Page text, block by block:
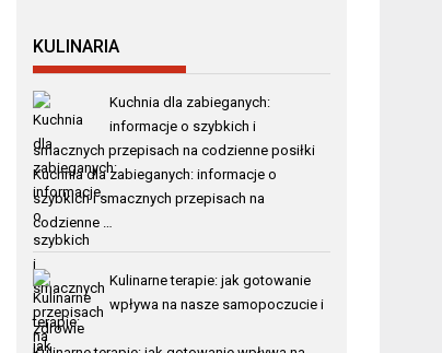
KULINARIA
Kuchnia dla zabieganych:
informacje o szybkich i
smacznych przepisach na codzienne posiłki
Kuchnia dla zabieganych: informacje o
szybkich i smacznych przepisach na
codzienne …
Kulinarne terapie: jak gotowanie
wpływa na nasze samopoczucie i
zdrowie